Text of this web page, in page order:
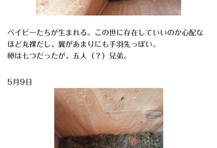
ベイビーたちが生まれる。この世に存在していいのか心配な
ほど丸裸だし、翼があまりにも手羽先っぽい。
卵は七つだったが、五人（？）兄弟。
5月9日